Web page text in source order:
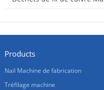
Products
Nail Machine de fabrication
Tréfilage machine